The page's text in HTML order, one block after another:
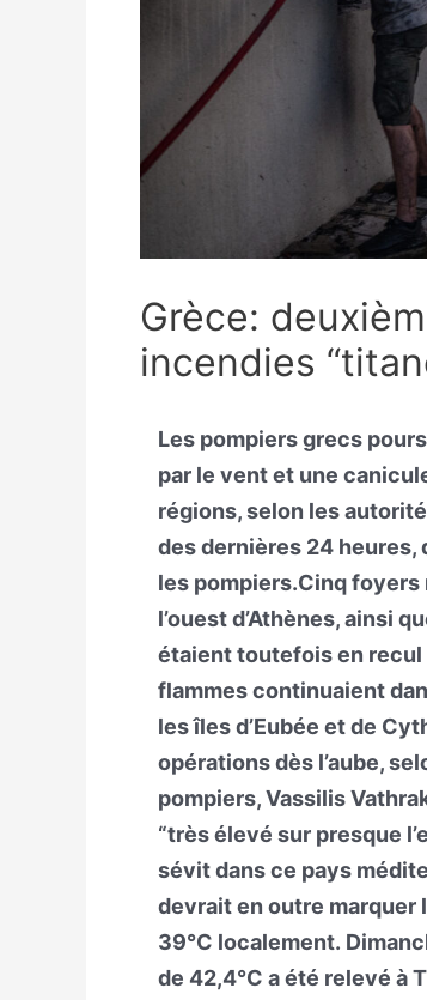
Grèce:
incendies
Les pompiers grecs
par le vent et une
régions, selon les
des dernières 24
les pompiers.Cinq foyers
l’ouest d’Athènes, ainsi
étaient toutefois en recul
flammes continuaient
les îles d’Eubée et de
opérations dès l’aube,
pompiers, Vassilis
“très élevé sur presque
sévit dans ce pays
devrait en outre marquer
39°C localement.
de 42,4°C a été relevé à